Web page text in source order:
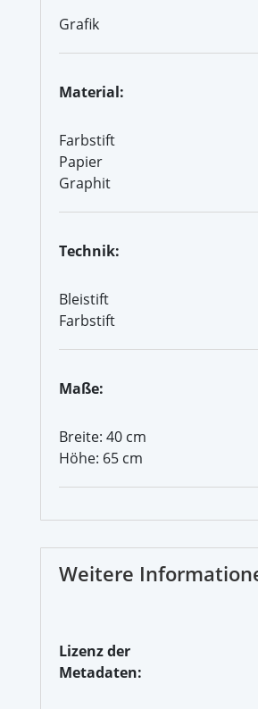
Grafik
Material:
Farbstift
Papier
Graphit
Technik:
Bleistift
Farbstift
Maße:
Breite: 40 cm
Höhe: 65 cm
Weitere
Lizenz der
Metadaten: